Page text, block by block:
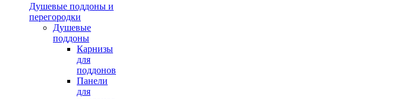
Душевые поддоны и
перегородки
Душевые
поддоны
Карнизы
для
поддонов
Панели
для